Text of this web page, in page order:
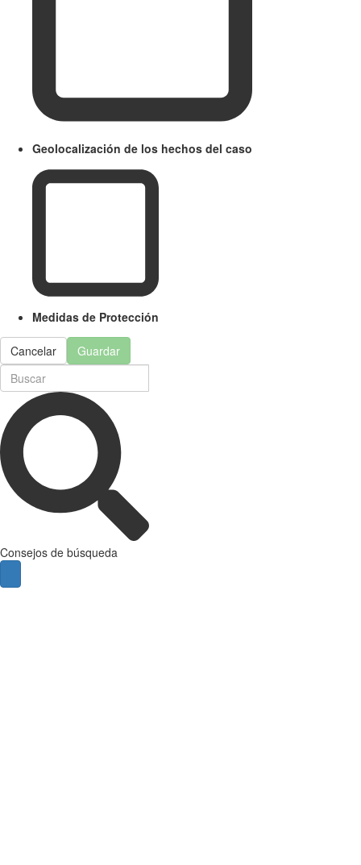
Geolocalización de los hechos del caso
Medidas de Protección
Cancelar Guardar
Consejos de búsqueda